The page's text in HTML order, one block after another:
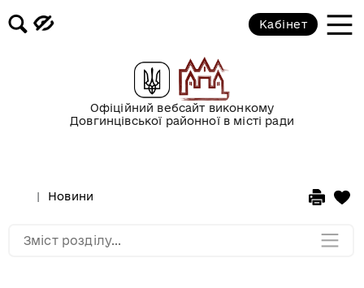
Офіційний вебсайт виконкому
Довгинцівської районної в місті ради
Кабінет
Новини
Зміст розділу...
Оголошення